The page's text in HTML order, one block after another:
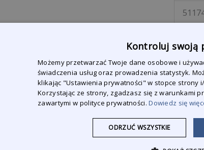
511758
Kontroluj swoją
Możemy przetwarzać Twoje dane osobowe i
świadczenia usług oraz prowadzenia statystyk.
klikając "Ustawienia prywatności" w stopce strony
Korzystając ze strony, zgadzasz się z warunkami
zawartymi w polityce prywatności.Dowiedz się
ODRZUĆ WSZYSTKIE